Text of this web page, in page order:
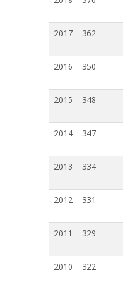
2017
362
2016
350
2015
348
2014
347
2013
334
2012
331
2011
329
2010
322